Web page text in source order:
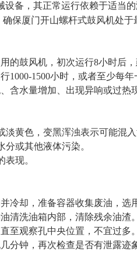
设备，其正常运行依赖于适当
确保厦门开山螺杆式鼓风
用的鼓风机，初次运行8小时
1000-1500小时，或者至少
、含水量增加、出现异响
淡黄色，变黑浑浊表示可能
水分或其他液体污染。
现。
并冷却，准备容器收集废油
油清洗油箱内部，清除残余油
直至观察孔中央位置，不宜过
机几分钟，再次检查是否有